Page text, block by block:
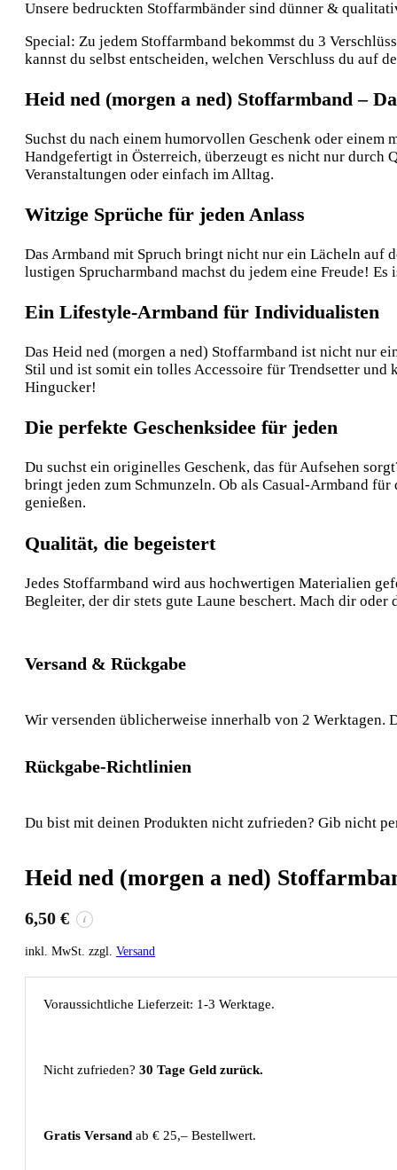
Unsere bedruckten Stoffarmbänder sind dünner &
Special: Zu jedem Stoffarmband bekommst du 3
kannst du selbst entscheiden, welchen Verschluss du auf
Heid ned (morgen a ned) Stoffarmband –
Suchst du nach einem humorvollen Geschenk oder
Handgefertigt in Österreich, überzeugt es nicht nur durch
Veranstaltungen oder einfach im Alltag.
Witzige Sprüche für jeden Anlass
Das Armband mit Spruch bringt nicht nur ein Lächeln auf
lustigen Sprucharmband machst du jedem eine Freude!
Ein Lifestyle-Armband für Individualisten
Das Heid ned (morgen a ned) Stoffarmband ist nicht nur
Stil und ist somit ein tolles Accessoire für Trendsetter und
Hingucker!
Die perfekte Geschenksidee für jeden
Du suchst ein originelles Geschenk, das für Aufsehen
bringt jeden zum Schmunzeln. Ob als Casual-Armband
genießen.
Qualität, die begeistert
Jedes Stoffarmband wird aus hochwertigen Materialien
Begleiter, der dir stets gute Laune beschert. Mach dir
Versand & Rückgabe
Wir versenden üblicherweise innerhalb von 2 Werktagen.
Rückgabe-Richtlinien
Du bist mit deinen Produkten nicht zufrieden? Gib nicht
Heid ned (morgen a ned)
6,50 € i
inkl. MwSt. zzgl. Versand
Voraussichtliche Lieferzeit: 1-3 Werktage.
Nicht zufrieden? 30 Tage Geld zurück.
Gratis Versand ab € 25,– Bestellwert.